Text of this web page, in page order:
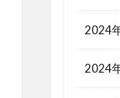
2024
2024